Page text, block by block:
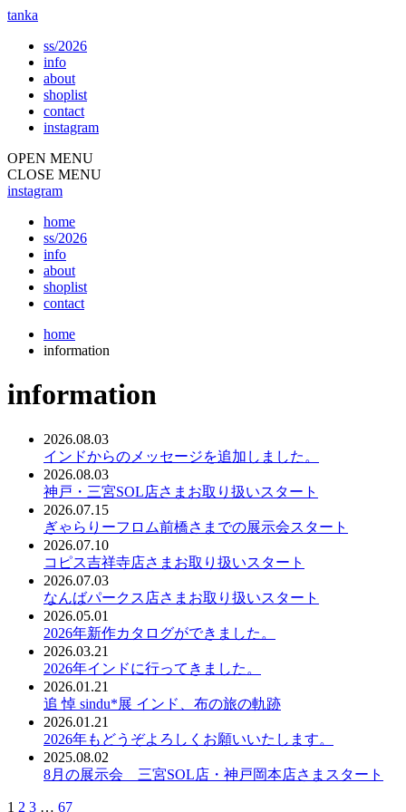
tanka
ss/2026
info
about
shoplist
contact
instagram
OPEN MENU
CLOSE MENU
instagram
home
ss/2026
info
about
shoplist
contact
home
information
information
2026.08.03
インドからのメッセージを追加しました。
2026.08.03
神戸・三宮SOL店さまお取り扱いスタート
2026.07.15
ぎゃらりーフロム前橋さまでの展示会スタート
2026.07.10
コピス吉祥寺店さまお取り扱いスタート
2026.07.03
なんばパークス店さまお取り扱いスタート
2026.05.01
2026年新作カタログができました。
2026.03.21
2026年インドに行ってきました。
2026.01.21
追 悼 sindu*展 インド、布の旅の軌跡
2026.01.21
2026年もどうぞよろしくお願いいたします。
2025.08.02
8月の展示会 三宮SOL店・神戸岡本店さまスタート
1 2 3 … 67